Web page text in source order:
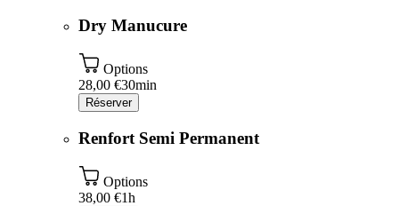
Dry Manucure
Options
28,00 €30min
Réserver
Renfort Semi Permanent
Options
38,00 €1h